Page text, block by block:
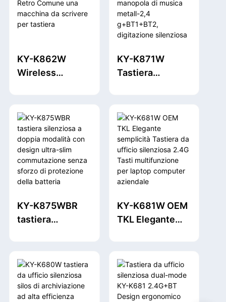
Desktop PC
Accessori per
per ufficio
chiavi silenziose
ergonomiche,
design notch
ufficio &
creatività
KY-K862W
Wireless
Office Girl Girl
Retro Comune
una macchina da
scrivere per
tastiera
KY-K871W
Tastiera
con manopola di
musica metall-
2,4 g+BT1+BT2,
digitazione
silenziosa
ergonomica,
per ufficio &
multimedia
KY-K875WBR
tastiera
con design ultra-
slim
commutazione
KY-K681W OEM
TKL Elegante
ufficio
silenziosa 2.4G
Tasti